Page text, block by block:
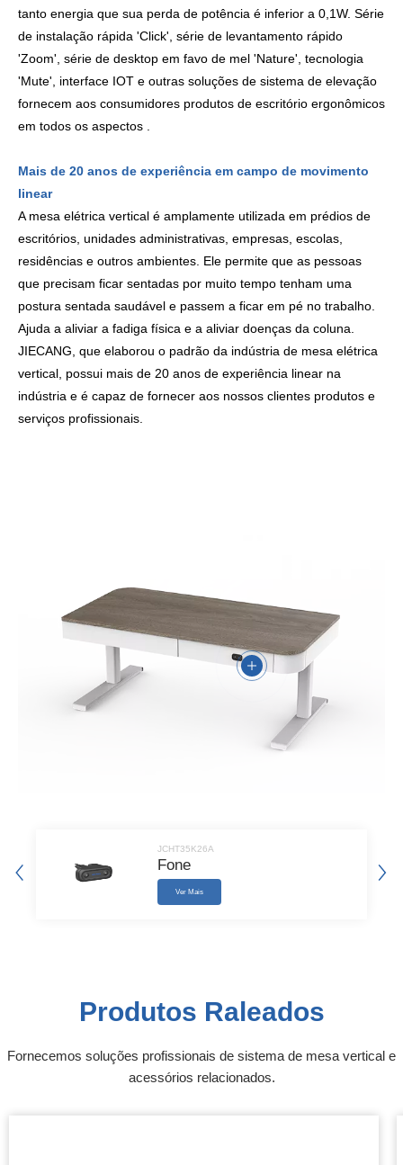
tanto energia que sua perda de potência é inferior a 0,1W. Série
de instalação rápida 'Click', série de levantamento rápido
'Zoom', série de desktop em favo de mel 'Nature', tecnologia
'Mute', interface IOT e outras soluções de sistema de elevação
fornecem aos consumidores produtos de escritório ergonômicos
em todos os aspectos .
Mais de 20 anos de experiência em campo de movimento
linear
A mesa elétrica vertical é amplamente utilizada em prédios de
escritórios, unidades administrativas, empresas, escolas,
residências e outros ambientes. Ele permite que as pessoas
que precisam ficar sentadas por muito tempo tenham uma
postura sentada saudável e passem a ficar em pé no trabalho.
Ajuda a aliviar a fadiga física e a aliviar doenças da coluna.
JIECANG, que elaborou o padrão da indústria de mesa elétrica
vertical, possui mais de 20 anos de experiência linear na
indústria e é capaz de fornecer aos nossos clientes produtos e
serviços profissionais.
JCHT35K26A
Fone
Ver Mais
Produtos Raleados
Fornecemos soluções profissionais de sistema de mesa vertical e
acessórios relacionados.​​​​​​​